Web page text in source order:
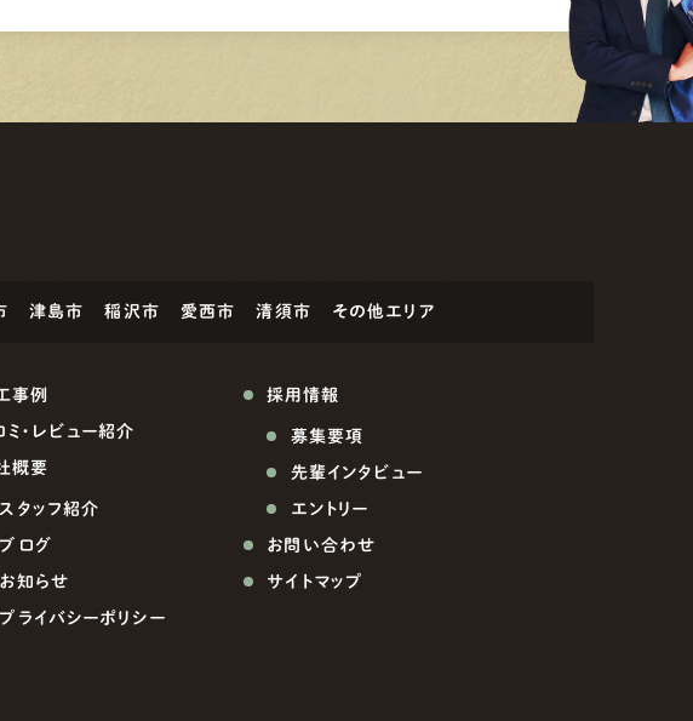
津島市 稲沢市 愛西市 清須市 その他エリア
事例
ミ・レビュー紹介
概要
スタッフ紹介
ブログ
お知らせ
プライバシーポリシー
採用情報
募集要項
先輩インタビュー
エントリー
お問い合わせ
サイトマップ